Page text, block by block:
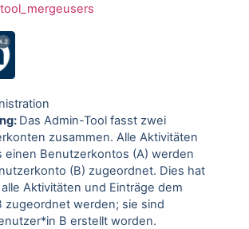
tool_mergeusers
Das Admin-Tool fasst zwei
zusammen. Alle Aktivitäten
einen Benutzerkontos (A) werden
(B) zugeordnet. Dies hat
Aktivitäten und Einträge dem
zugeordnet werden; sie sind
B erstellt worden.